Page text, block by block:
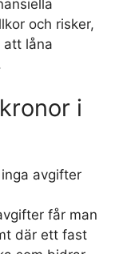
och risker,
att låna
i
avgifter
får man
där ett fast